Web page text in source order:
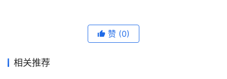
赞 (0)
相关推荐